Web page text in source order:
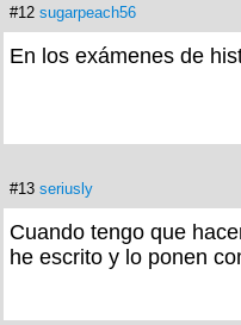
#12 sugarpeach56
En los exámenes de
#13 seriusly
Cuando tengo que
he escrito y lo ponen